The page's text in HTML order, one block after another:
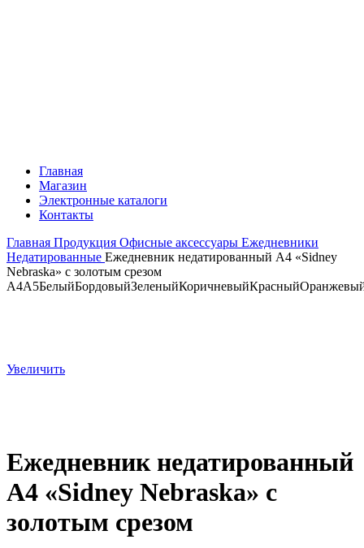
Главная
Магазин
Электронные каталоги
Контакты
Главная Продукция Офисные аксессуары Ежедневники
Недатированные Ежедневник недатированный А4 «Sidney
Nebraska» с золотым срезом
A4A5БелыйБордовыйЗеленыйКоричневыйКрасный
Увеличить
Ежедневник недатированный
А4 «Sidney Nebraska» с
золотым срезом